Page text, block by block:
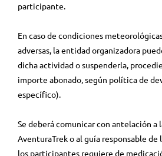
participante.
En caso de condiciones
adversas, la entidad organizadora
dicha actividad o suspenderla,
importe abonado, según política de
específico).
Se deberá comunicar con antelación a
AventuraTrek o al guía responsable de
los participantes requiere de